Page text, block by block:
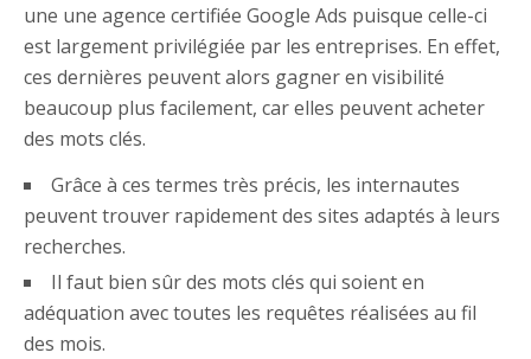
une une agence certifiée Google Ads puisque celle-ci
est largement privilégiée par les entreprises. En effet,
ces dernières peuvent alors gagner en visibilité
beaucoup plus facilement, car elles peuvent acheter
des mots clés.
Grâce à ces termes très précis, les internautes
peuvent trouver rapidement des sites adaptés à leurs
recherches.
Il faut bien sûr des mots clés qui soient en
adéquation avec toutes les requêtes réalisées au fil
des mois.